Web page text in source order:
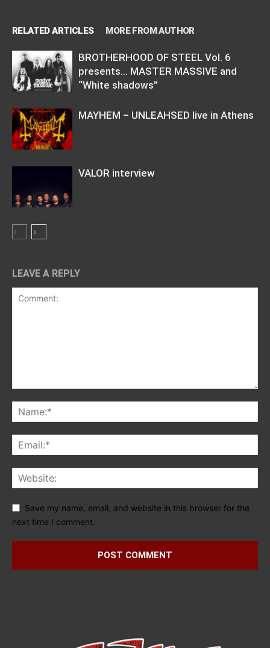
RELATED ARTICLES MORE FROM AUTHOR
BROTHERHOOD OF STEEL Vol. 6
presents… MASTER MASSIVE and
“White shadows”
MAYHEM – UNLEAHSED live in Athens
VALOR interview
LEAVE A REPLY
Save my name, email, and website in this browser for the
next time I comment.